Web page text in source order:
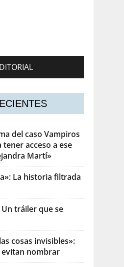
del caso Vampiros
acceso a ese
Martí»
La historia filtrada
tráiler que se
cosas invisibles»:
evitan nombrar